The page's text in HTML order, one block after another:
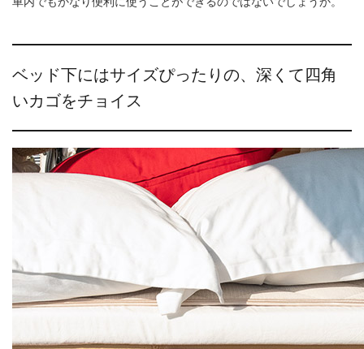
ベッド下にはサイズぴったりの、深くて四角
いカゴをチョイス